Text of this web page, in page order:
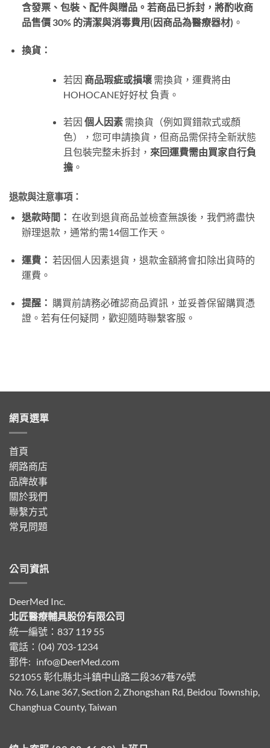
含發票、包裝、配件與贈品。 若商品已拆封，將酌收商
品售價 30% 的清潔與消毒費用(因商品為醫療器材) 。
換貨：
若因 商品瑕疵或損壞需換貨，運費將由
HOHOCANE好好杖 負責。
若因 個人因素需換貨（例如買錯款式或顏
色），您可申請換貨，但商品需保持全新狀態
且包裝完整未拆封， 來回運費需由買家自行負
擔。
退款與注意事項：
退款時間： 在收到退貨商品並檢查無誤後，我們將盡快
辦理退款，通常約需14個工作天。
運費： 若因個人因素退貨，退款金額將會扣除出貨時的
運費。
提醒： 購買前請務必確認商品資訊，並妥善保留購買憑
證。若有任何疑問，歡迎隨時聯繫客服。
網頁選單
首頁
網路商店
品牌故事
關於我們
聯繫方式
常見問題
公司資訊
DeerMed Inc.
北匠醫療輔具股份有限公司
統一編號：837 119 55
電話：(04) 703-1234
郵件: info@DeerMed.com
521055 彰化縣北斗鎮中山路二段367巷76號
No. 76, Lane 367, Section 2, Zhongshan Rd, Beidou Township,
Changhua County, Taiwan